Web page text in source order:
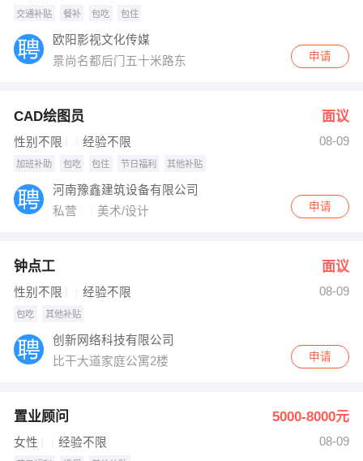
交通补贴 餐补 包吃 包住
欧阳影视文化传媒
景尚名都后门五十米路东
申请
CAD绘图员 面议
性别不限 经验不限 08-09
加班补助 包吃 包住 节日福利 其他补贴
河南豫鑫建筑设备有限公司
私营
美术/设计 申请
钟点工 面议
性别不限 经验不限 08-09
包吃 其他补贴
创新网络科技有限公司
比干大道家庭公寓2楼
申请
置业顾问 5000-8000元
女性 经验不限 08-09